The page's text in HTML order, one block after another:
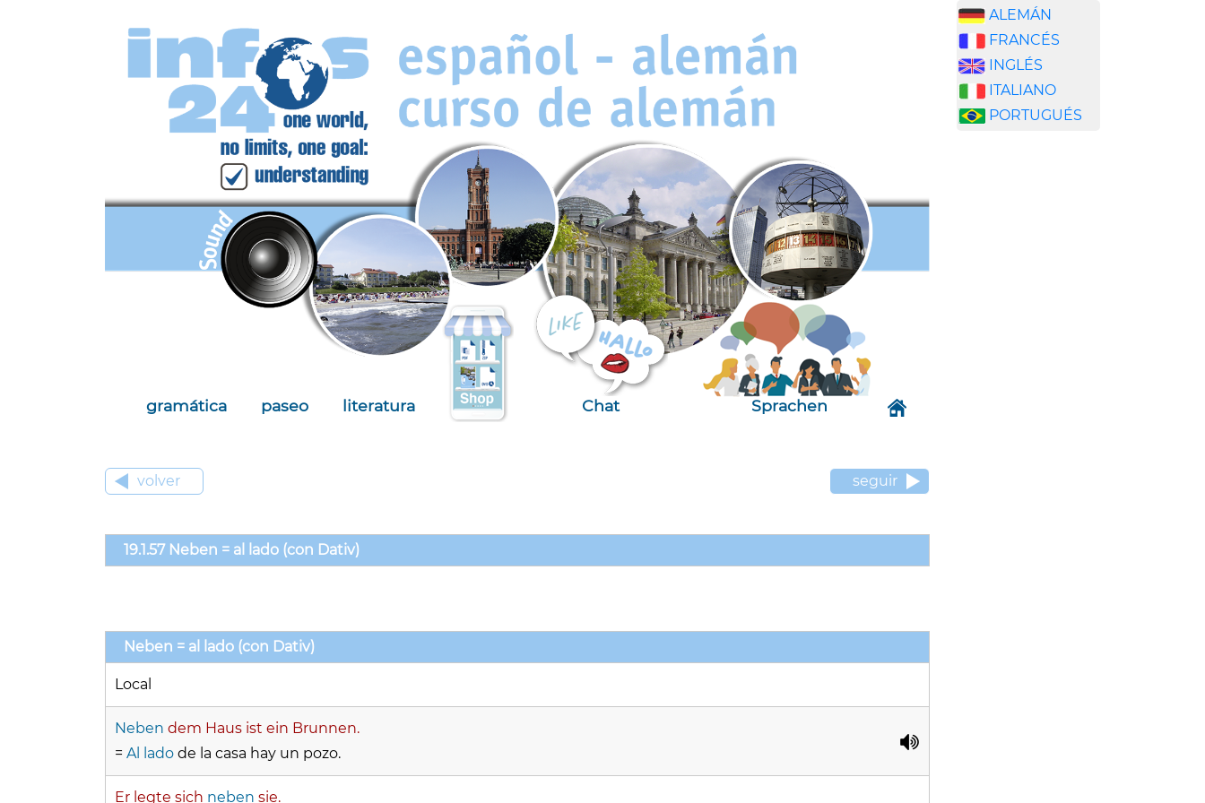
gramática paseo literatura Chat Sprachen
volver seguir
19.1.57 Neben = al lado (con Dativ)
Neben = al lado (con Dativ)
Local
Neben dem Haus ist ein Brunnen.
= Al lado de la casa hay un pozo.
Er legte sich neben sie.
ALEMÁN
FRANCÉS
INGLÉS
ITALIANO
PORTUGUÉS